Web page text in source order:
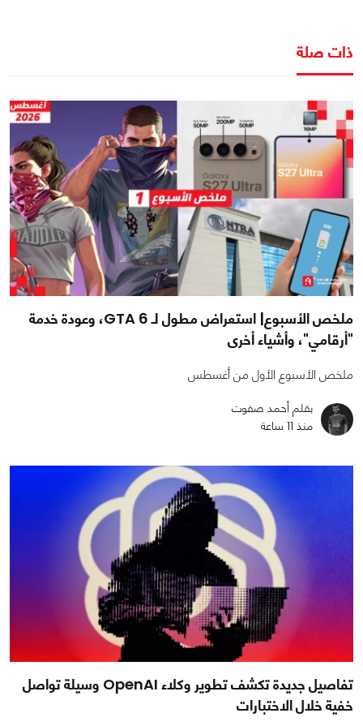
ذات صلة
ملخص الأسبوع| استعراض مطول لـ GTA 6، وعودة خدمة
"أرقامي"، وأشياء أخرى
ملخص الأسبوع الأول من أغسطس
بقلم أحمد صفوت
منذ 11 ساعة
تفاصيل جديدة تكشف تطوير وكلاء OpenAI وسيلة تواصل
خفية خلال الاختبارات